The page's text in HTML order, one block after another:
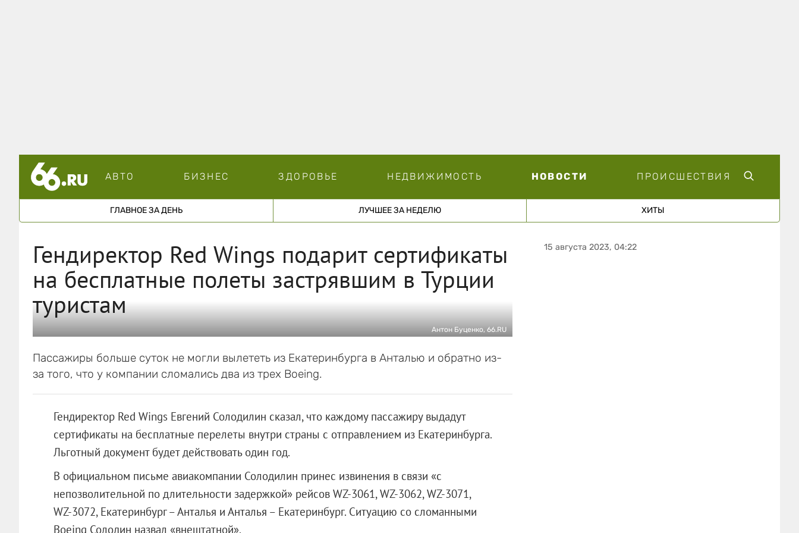
АВТО БИЗНЕС ЗДОРОВЬЕ НЕДВИЖИМОСТЬ НОВОСТИ ПРОИСШЕСТВИЯ
ГЛАВНОЕ ЗА ДЕНЬ ЛУЧШЕЕ ЗА НЕДЕЛЮ ХИТЫ
Гендиректор Red Wings подарит сертификаты
на бесплатные полеты застрявшим в Турции
туристам
Антон Буценко, 66.RU
Пассажиры больше суток не могли вылететь из Екатеринбурга в Анталью и обратно из-
за того, что у компании сломались два из трех Boeing.
Гендиректор Red Wings Евгений Солодилин сказал, что каждому пассажиру выдадут
сертификаты на бесплатные перелеты внутри страны с отправлением из Екатеринбурга.
Льготный документ будет действовать один год.
В официальном письме авиакомпании Солодилин принес извинения в связи «с
непозволительной по длительности задержкой» рейсов WZ-3061, WZ-3062, WZ-3071,
WZ-3072, Екатеринбург – Анталья и Анталья – Екатеринбург. Ситуацию со сломанными
Boeing Солодин назвал «внештатной».
15 августа 2023, 04:22